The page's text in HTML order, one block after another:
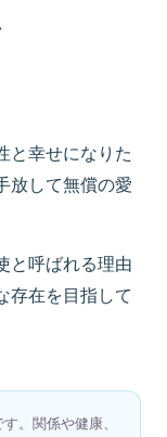
と幸せになりた
放して無償の愛
と呼ばれる理由
存在を目指して
。関係や健康、